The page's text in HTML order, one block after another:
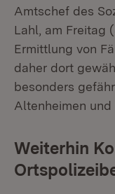
Amtschef des
Lahl, am Freitag
Ermittlung von
daher dort
besonders
Altenheimen und
Weiterhin